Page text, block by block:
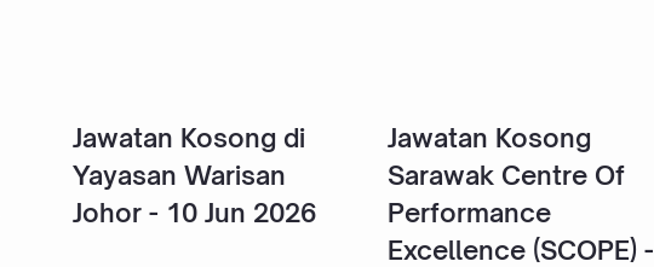
Jawatan Kosong di
Yayasan Warisan
Johor - 10 Jun 2026
Jawatan Kosong
Sarawak Centre Of
Performance
Excellence (SCOPE) -